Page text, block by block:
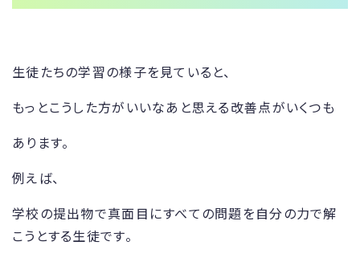
生徒たちの学習の様子を見ていると、
もっとこうした方がいいなあと思える改善点がいくつも
あります。
例えば、
学校の提出物で真面目にすべての問題を自分の力で解
こうとする生徒です。